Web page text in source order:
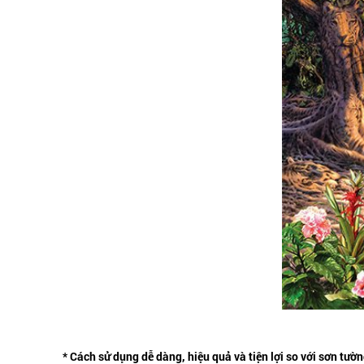
* Cách sử dụng dễ dàng, hiệu quả và tiện lợi so với sơn